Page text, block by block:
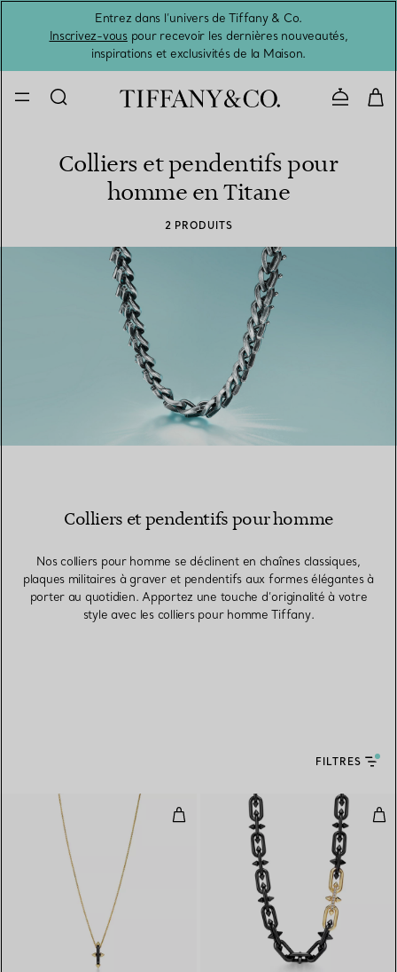
Entrez dans l’univers de Tiffany & Co.
Inscrivez-vouspour recevoir les dernières nouveautés,
inspirations et exclusivités de la Maison.
Colliers et pendentifs pour
homme en Titane
2 PRODUITS
Colliers et pendentifs pour homme
Nos colliers pour homme se déclinent en chaînes classiques,
plaques militaires à graver et pendentifs aux formes élégantes à
porter au quotidien. Apportez une touche d’originalité à votre
style avec les colliers pour homme Tiffany.
FILTRES
Pendentif en titane et or jaune